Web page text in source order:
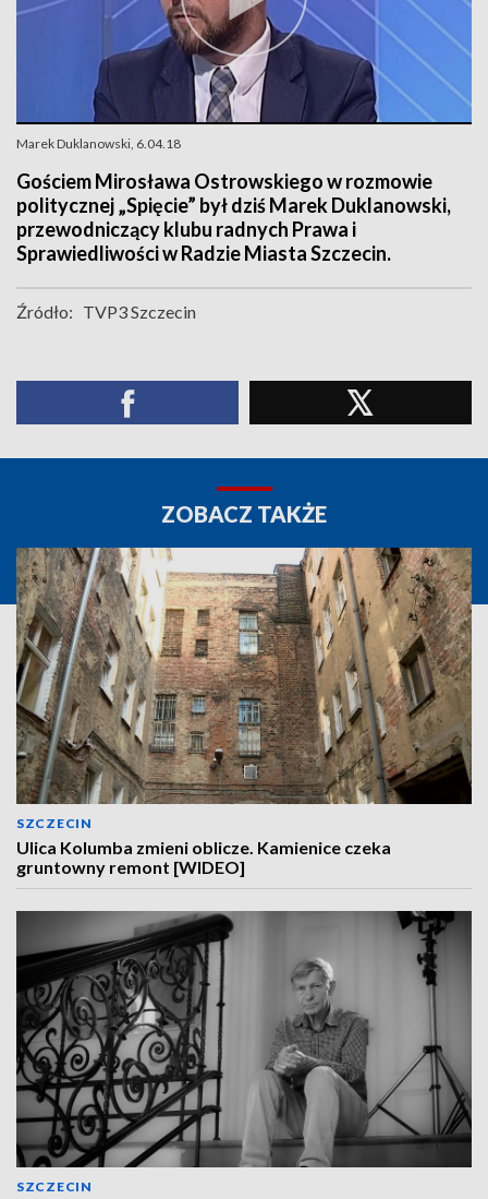
Marek Duklanowski, 6.04.18
Gościem Mirosława Ostrowskiego w rozmowie
politycznej „Spięcie” był dziś Marek Duklanowski,
przewodniczący klubu radnych Prawa i
Sprawiedliwości w Radzie Miasta Szczecin.
Źródło: TVP3 Szczecin
ZOBACZ TAKŻE
SZCZECIN
Ulica Kolumba zmieni oblicze. Kamienice czeka
gruntowny remont [WIDEO]
SZCZECIN